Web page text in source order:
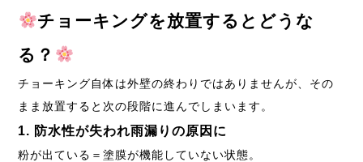
チョーキングを放置するとどうな
る？
チョーキング自体は外壁の終わりではありませんが、その
まま放置すると次の段階に進んでしまいます。
1. 防水性が失われ雨漏りの原因に
粉が出ている＝塗膜が機能していない状態。